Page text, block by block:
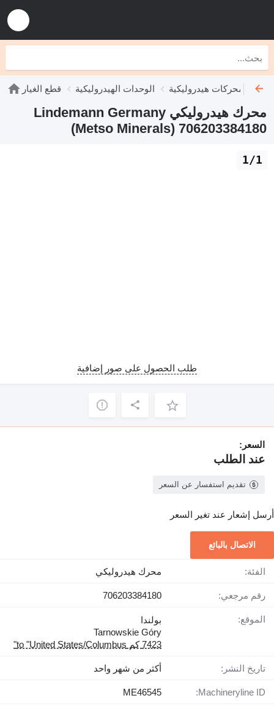
قطع الغيار الوحدات الهيدروليكية محركات هيدروليكية
محرك هيدروليكي Lindemann Germany
(Metso Minerals) 706203384180
1/1
طلب الحصول على صور إضافية
السعر:
عند الطلب
تقديم استفسار عن السعر
أرسل إشعار عند تغير السعر
الاتصال بالبائع
الفئة: محرك هيدروليكي
رقم مرجعي: 706203384180
الموقع:
بولندا
Tarnowskie Góry
7423 كم to "United States/Columbus"
تاريخ النشر: أكثر من شهر واحد
Machineryline ID:
ME46545